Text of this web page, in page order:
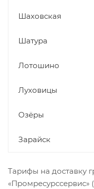
Шаховская
Шатура
Лотошино
Луховицы
Озёры
Зарайск
Тарифы на доставку
«Промресурссервис»